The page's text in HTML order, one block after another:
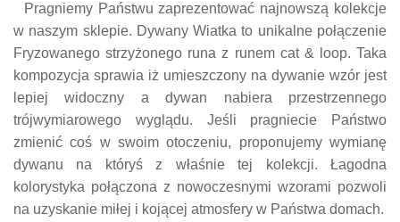
Pragniemy Państwu zaprezentować najnowszą kolekcje
w naszym sklepie. Dywany Wiatka to unikalne połączenie
Fryzowanego strzyżonego runa z runem cat & loop. Taka
kompozycja sprawia iż umieszczony na dywanie wzór jest
lepiej widoczny a dywan nabiera przestrzennego
trójwymiarowego wyglądu. Jeśli pragniecie Państwo
zmienić coś w swoim otoczeniu, proponujemy wymianę
dywanu na któryś z właśnie tej kolekcji. Łagodna
kolorystyka połączona z nowoczesnymi wzorami pozwoli
na uzyskanie miłej i kojącej atmosfery w Państwa domach.